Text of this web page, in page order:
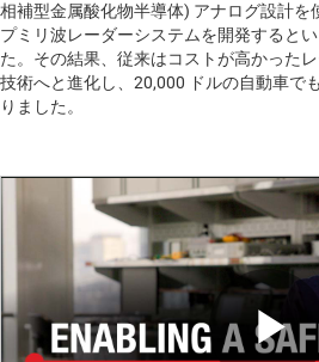
相補型金属酸化物半導体) アナログ設計を
プミリ波レーダーシステムを開発すると
た。その結果、従来はコストが高かった
技術へと進化し、20,000 ドルの自動車で
りました。